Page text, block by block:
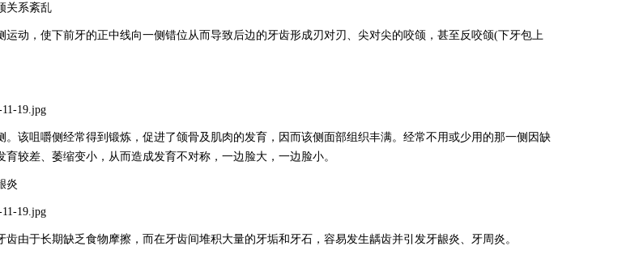
系紊乱
，使下前牙的正中线向一侧错位从而导致后边的牙齿形成刃对刃、尖对尖的咬颌，甚至反咬颌(下牙包上
19.jpg
咀嚼侧经常得到锻炼，促进了颌骨及肌肉的发育，因而该侧面部组织丰满。经常不用或少用的那一侧因缺
育较差、萎缩变小，从而造成发育不对称，一边脸大，一边脸小。
炎
19.jpg
于长期缺乏食物摩擦，而在牙齿间堆积大量的牙垢和牙石，容易发生龋齿并引发牙龈炎、牙周炎。